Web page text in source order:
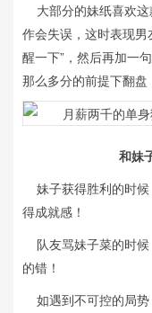
大部分的妹纸喜欢这
作会失误，这时表现
醒一下”，然后再加一
那么多分的前提下翻盘
和妹
妹子获得胜利的时候
得成就感！
队友骂妹子菜的时候
的错！
如遇到不可控的局势